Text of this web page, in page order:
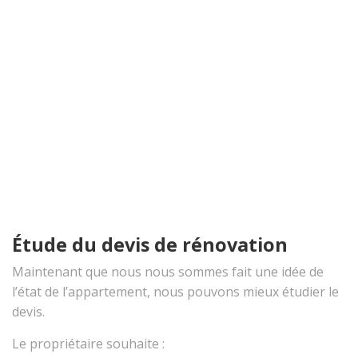
Étude du devis de rénovation
Maintenant que nous nous sommes fait une idée de
l’état de l’appartement, nous pouvons mieux étudier le
devis.
Le propriétaire souhaite :